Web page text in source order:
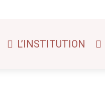
L’INSTITUTION